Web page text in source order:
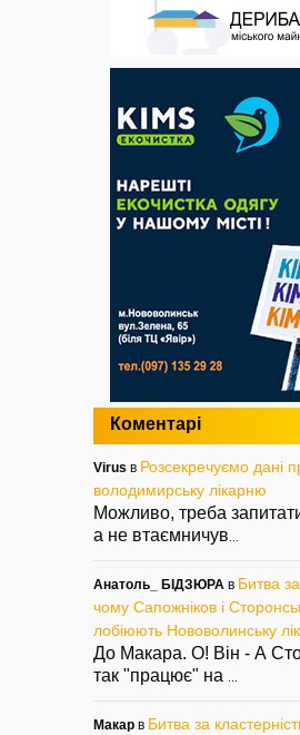
Коментарі
Virus в Розсекречуємо дані
володимирську лікарню
Можливо, треба
а не втаємничув...
Анатоль_ БІДЗЮРА в Битва
чому Сапожніков і
лобіюють Нововолинську
До Макара. О! Він - А
так "працює" на ...
Макар в Битва за